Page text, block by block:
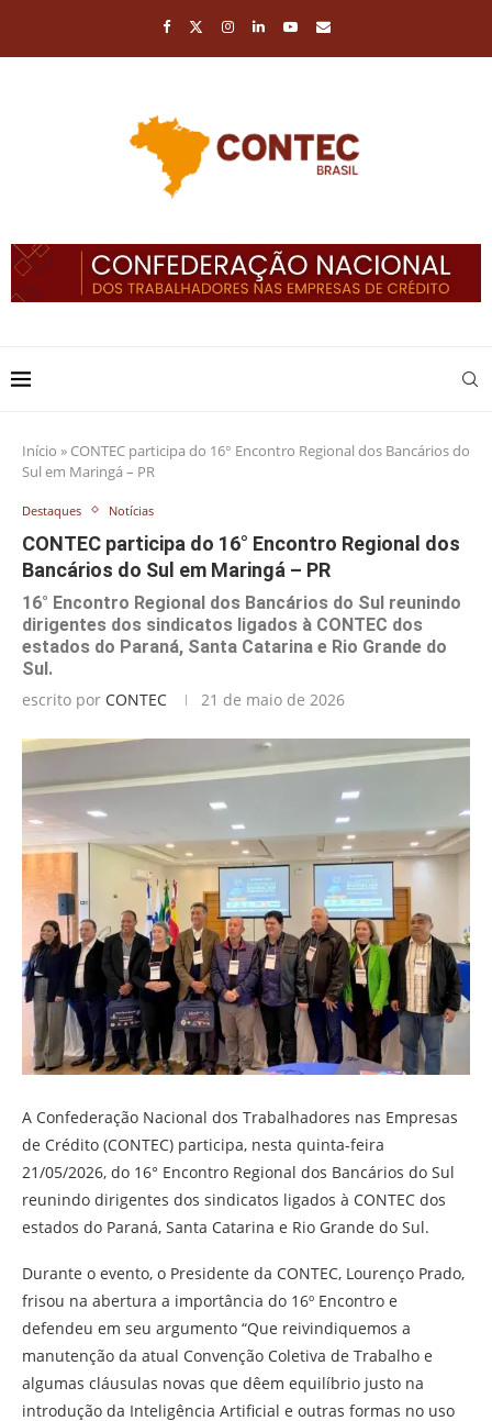
Início » CONTEC participa do 16° Encontro Regional dos Bancários do
Sul em Maringá – PR
Destaques Notícias
CONTEC participa do 16° Encontro Regional dos
Bancários do Sul em Maringá – PR
16° Encontro Regional dos Bancários do Sul reunindo
dirigentes dos sindicatos ligados à CONTEC dos
estados do Paraná, Santa Catarina e Rio Grande do
Sul.
escrito por CONTEC 21 de maio de 2026
A Confederação Nacional dos Trabalhadores nas Empresas
de Crédito (CONTEC) participa, nesta quinta-feira
21/05/2026, do 16° Encontro Regional dos Bancários do Sul
reunindo dirigentes dos sindicatos ligados à CONTEC dos
estados do Paraná, Santa Catarina e Rio Grande do Sul.
Durante o evento, o Presidente da CONTEC, Lourenço Prado,
frisou na abertura a importância do 16º Encontro e
defendeu em seu argumento “Que reivindiquemos a
manutenção da atual Convenção Coletiva de Trabalho e
algumas cláusulas novas que dêem equilíbrio justo na
introdução da Inteligência Artificial e outras formas no uso